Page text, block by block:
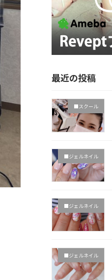
最近の投稿
■スクール
■ジェルネイル
■ジェルネイル
■ジェルネイル